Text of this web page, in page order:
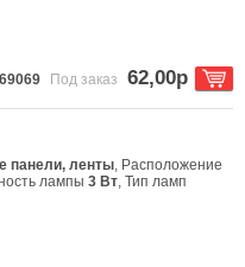
Под заказ 62,00р
панели, ленты, Расположение
лампы3 Вт, Тип ламп